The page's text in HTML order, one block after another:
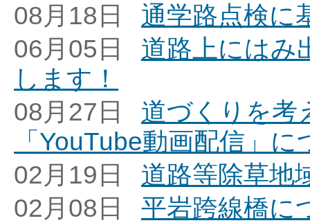
08月18日
通学路点検に
06月05日
道路上にはみ
します！
08月27日
道づくりを考
「YouTube動画配信」に
02月19日
道路等除草地
02月08日
平岩跨線橋に